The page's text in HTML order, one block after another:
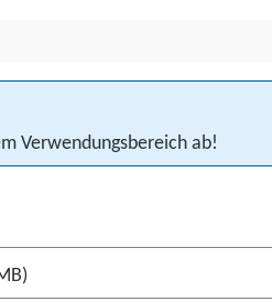
Verwendungsbereich ab!